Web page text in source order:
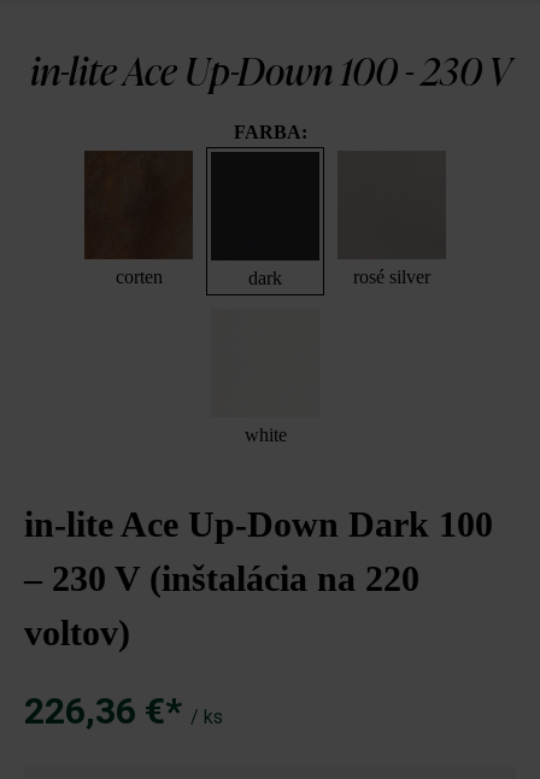
in-lite Ace Up-Down 100 - 230 V
FARBA:
corten dark rosé silver
white
in-lite Ace Up-Down Dark 100
– 230 V (inštalácia na 220
voltov)
226,36 €* / ks